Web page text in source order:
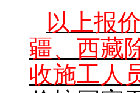
以上报
疆、西藏
收施工人